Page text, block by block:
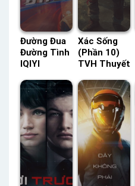
Đường Đua
Đường Tình
IQIYI
Minh –
Status: 13 /
13 Thuyết
Minh
Xác Sống
(Phần 10)
TVH Thuyết
Status: 22 /
22 Thuyết
Minh